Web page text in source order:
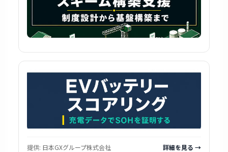
提供: 日本GXグループ株式会社 詳細を見る →